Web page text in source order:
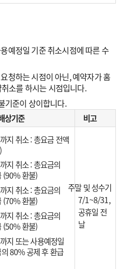
예정일 기준 취소시점에 따른 수
청하는 시점이 아닌, 예약자가 홈
소를 하시는 시점입니다.
기준이 상이합니다.
상기준 비고
지 취소 : 총요금 전액
지 취소 : 총요금의
(90% 환불)
지 취소 : 총요금의
(70% 환불)
지 취소 : 총요금의
(50% 환불)
지 또는 사용예정일
80% 공제 후 환급
주말 및 성수기
7/1~8/31,
공휴일 전
날